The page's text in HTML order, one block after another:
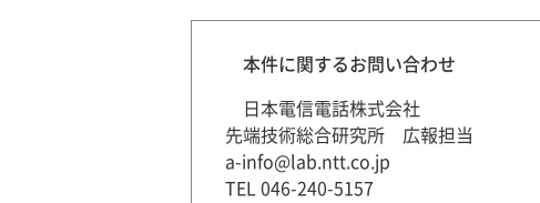
本件に関するお問い合わせ
日本電信電話株式会社
先端技術総合研究所 広報担当
a-info@lab.ntt.co.jp
TEL 046-240-5157